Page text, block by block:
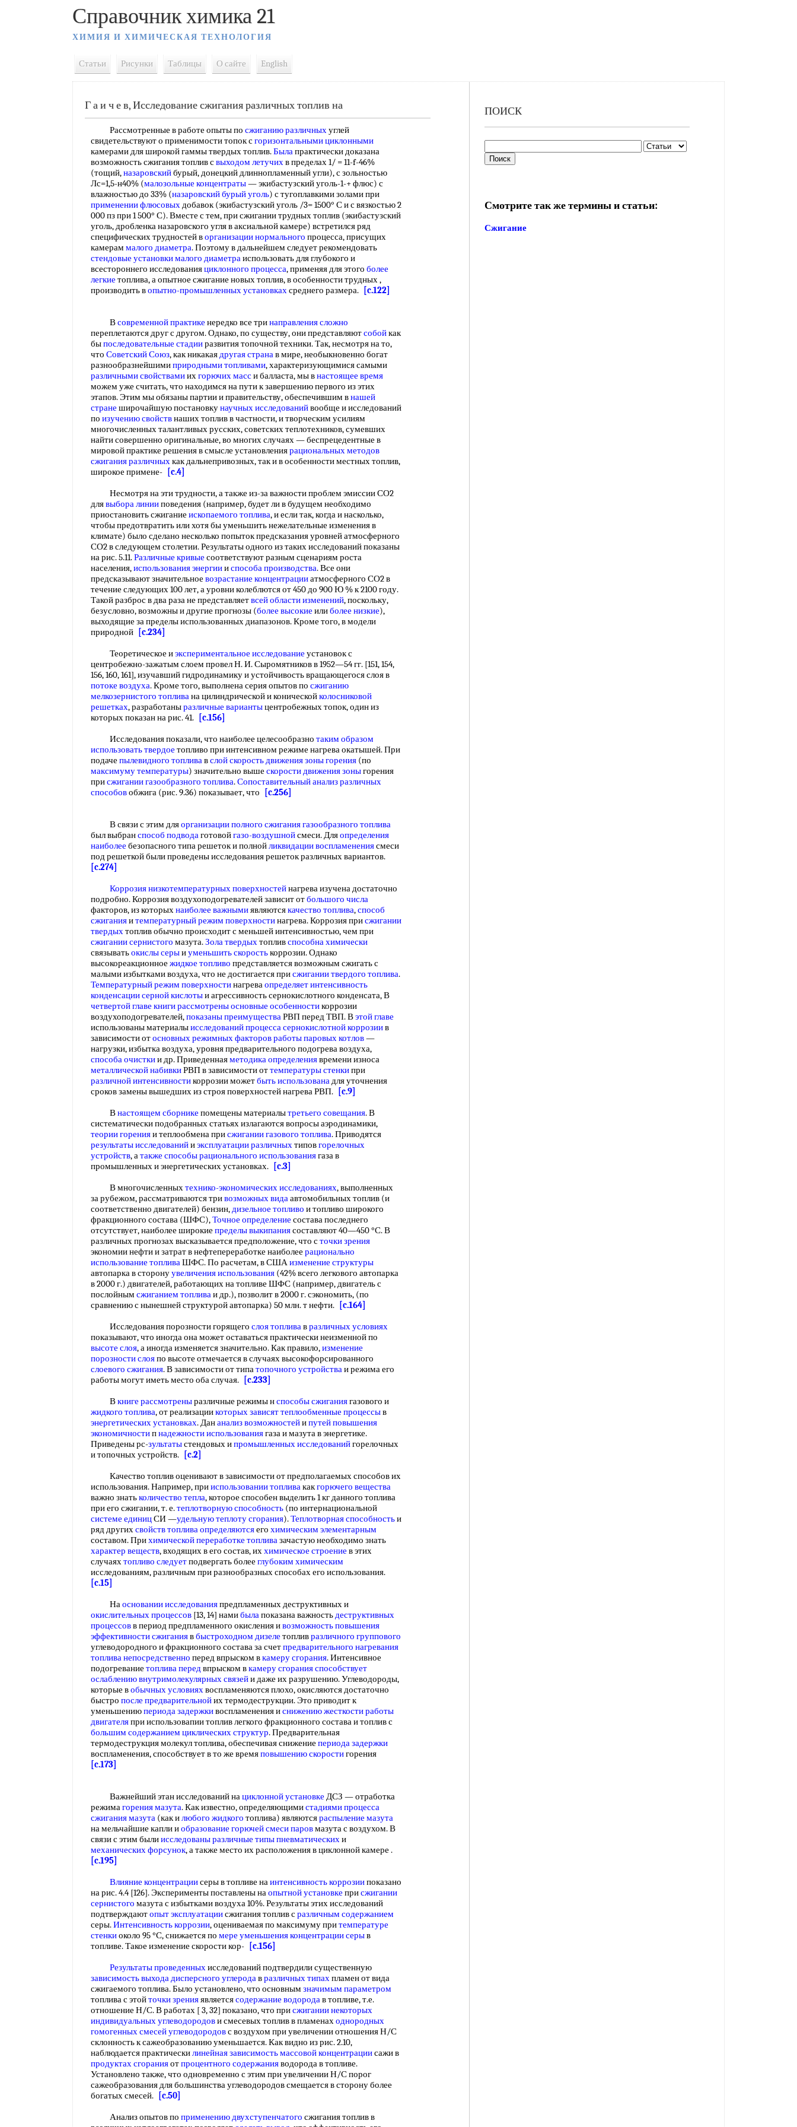
Справочник химика 21
ХИМИЯ И ХИМИЧЕСКАЯ ТЕХНОЛОГИЯ
Статьи Рисунки Таблицы О сайте English
Г а и ч е в, Исследование сжигания различных топлив на
Рассмотренные в работе опыты по сжиганию различныхуглей
свидетельствуют о применимости топок сгоризонтальными циклонными
камерами для широкой гаммы твердых топлив.Былапрактически доказана
возможность сжигания топлив свыходом летучихв пределах 1/ = 11-f-46%
(тощий,назаровскийбурый, донецкий длиннопламенный угли), с зольностью
Лс=1,5-н40% (малозольные концентраты— экибастузский уголь-1-+ флюс) с
влажностью до 33% (назаровскийбурый уголь) с тугоплавкими золами при
применении флюсовыхдобавок (экибастузский уголь /3= 1500° С и с вязкостью 2
000 пз при 1 500° С). Вместе с тем, при сжигании трудных топлив (экибастузский
уголь, дробленка назаровского угля в аксиальной камере) встретился ряд
специфических трудностей ворганизации нормального процесса, присущих
камерам малого диаметра. Поэтому в дальнейшем следует рекомендовать
стендовые установкималого диаметраиспользовать для глубокого и
всестороннего исследованияциклонного процесса, применяя для этого более
легкие топлива, а опытное сжигание новых топлив, в особенности трудных ,
производить вопытно-промышленных установкахсреднего размера. [c.122]
Всовременной практике нередко все тринаправления сложно
переплетаются друг с другом. Однако, по существу, они представляютсобойкак
быпоследовательные стадииразвития топочной техники. Так, несмотря на то,
что Советский Союз, как никакаядругая странав мире, необыкновенно богат
разнообразнейшимиприродными топливами, характеризующимися самыми
различными свойствамиихгорючих масси балласта, мы внастоящее время
можем уже считать, что находимся на пути к завершению первого из этих
этапов. Этим мы обязаны партии и правительству, обеспечившим внашей
стране широчайшую постановкунаучных исследованийвообще и исследований
по изучению свойствнаших топлив в частности, и творческим усилиям
многочисленных талантливых русских, советских теплотехников, сумевших
найти совершенно оригинальные, во многих случаях — беспрецедентные в
мировой практике решения в смысле установлениярациональных методов
сжигания различныхкак дальнепривозных, так и в особенности местных топлив,
широкое примене-
[c.4]
Несмотря на эти трудности, а также из-за важности проблем эмиссии СО2
длявыбора линииповедения (например, будет ли в будущем необходимо
приостановить сжигание ископаемого топлива, и если так, когда и насколько,
чтобы предотвратить или хотя бы уменьшить нежелательные изменения в
климате) было сделано несколько попыток предсказания уровней атмосферного
СО2 в следующем столетии. Результаты одного из таких исследований показаны
на рис. 5.11.Различные кривые соответствуют разным сценариям роста
населения,использования энергиииспособа производства. Все они
предсказывают значительное возрастание концентрацииатмосферного СО2 в
течение следующих 100 лет, а уровни колеблются от 450 до 900 Ю % к 2100 году.
Такой разброс в два раза не представляетвсейобласти изменений, поскольку,
безусловно, возможны и другие прогнозы (более высокие илиболее низкие),
выходящие за пределы использованных диапазонов. Кроме того, в модели
природной
[c.234]
Теоретическое иэкспериментальное исследование установок с
центробежно-зажатым слоем провел Н. И. Сыромятников в 1952—54 гг. [151, 154,
156, 160, 161], изучавший гидродинамику и устойчивость вращающегося слоя в
потоке воздуха. Кроме того, выполнена серия опытов по сжиганию
мелкозернистого топливана цилиндрической и коническойколосниковой
решетках, разработаныразличные вариантыцентробежных топок, один из
которых показан на рис. 41.
[c.156]
Исследования показали, что наиболее целесообразно таким образом
использовать твердое топливо при интенсивном режиме нагрева окатышей. При
подаче пылевидного топливавслой скорость движениязоны горения (по
максимуму температуры) значительно выше скорости движения зоныгорения
присжигании газообразного топлива.Сопоставительный анализразличных
способовобжига (рис. 9.36) показывает, что [c.256]
В связи с этим дляорганизации полного сжигания газообразного топлива
был выбранспособ подводаготовойгазо-воздушнойсмеси. Дляопределения
наиболее безопасного типа решеток и полнойликвидации воспламенениясмеси
под решеткой были проведены исследования решеток различных вариантов.
[c.274]
Коррозия низкотемпературных поверхностейнагрева изучена достаточно
подробно. Коррозия воздухоподогревателей зависит отбольшого числа
факторов, из которыхнаиболее важнымиявляютсякачество топлива,способ
сжиганияитемпературный режим поверхностинагрева. Коррозия присжигании
твердыхтоплив обычно происходит с меньшей интенсивностью, чем при
сжигании сернистого мазута.Зола твердыхтопливспособна химически
связыватьокислы серыиуменьшить скоростькоррозии. Однако
высокореакционное жидкое топливо представляется возможным сжигать с
малыми избытками воздуха, что не достигается присжигании твердого топлива.
Температурный режим поверхностинагреваопределяет интенсивность
конденсации серной кислотыи агрессивность сернокислотного конденсата, В
четвертой главе книги рассмотреныосновные особенностикоррозии
воздухоподогревателей,показаны преимуществаРВП перед ТВП. Вэтой главе
использованы материалыисследований процессасернокислотной коррозиив
зависимости отосновных режимныхфакторов работыпаровых котлов—
нагрузки, избытка воздуха, уровня предварительного подогрева воздуха,
способа очисткии др. Приведеннаяметодика определениявремени износа
металлической набивкиРВП в зависимости оттемпературы стенкипри
различной интенсивностикоррозии можетбыть использованадля уточнения
сроков замены вышедших из строя поверхностей нагрева РВП.
[c.9]
Внастоящем сборнике помещены материалытретьего совещания. В
систематически подобранных статьях излагаются вопросы аэродинамики,
теории горенияи теплообмена присжигании газового топлива. Приводятся
результаты исследованийиэксплуатации различныхтиповгорелочных
устройств, атакже способырационального использованиягаза в
промышленных и энергетических установках.
[c.3]
В многочисленныхтехнико-экономических исследованиях, выполненных
за рубежом, рассматриваются тривозможных видаавтомобильных топлив (и
соответственно двигателей) бензин,дизельное топливо и топливо широкого
фракционного состава (ШФС),Точное определение состава последнего
отсутствует, наиболее широкие пределы выкипаниясоставляют 40—450 °С. В
различных прогнозах высказывается предположение, что сточки зрения
экономии нефти и затрат в нефтепереработке наиболее рационально
использование топливаШФС. По расчетам, в СШАизменение структуры
автопарка в сторонуувеличения использования (42% всего легкового автопарка
в 2000 г.) двигателей, работающих на топливе ШФС (например, двигатель с
послойным сжиганием топливаи др.), позволит в 2000 г. сэкономить, (по
сравнению с нынешней структурой автопарка) 50 млн. т нефти.
[c.164]
Исследования порозности горящего слоя топливавразличных условиях
показывают, что иногда она может оставаться практически неизменной по
высоте слоя, а иногда изменяется значительно. Как правило,изменение
порозности слояпо высоте отмечается в случаях высокофорсированного
слоевого сжигания. В зависимости от типатопочного устройстваи режима его
работы могут иметь место оба случая.
[c.233]
Вкниге рассмотреныразличные режимы нспособы сжиганиягазового и
жидкого топлива, от реализациикоторых зависяттеплообменные процессыв
энергетических установках. Дананализ возможностейипутей повышения
экономичностипнадежности использованиягаза и мазута в энергетике.
Приведены рс-зультатыстендовых ипромышленных исследованийгорелочных
и топочных устройств.
[c.2]
Качество топлив оценивают в зависимости от предполагаемых способов их
использования. Например, прииспользовании топливакакгорючего вещества
важно знатьколичество тепла, которое способен выделить 1 кг данного топлива
при его сжигании, т. е.теплотворную способность (по интернациональной
системе единицСИ —удельную теплоту сгорания).Теплотворная способностьи
ряд другихсвойств топлива определяютсяего химическим элементарным
составом. Прихимической переработке топливазачастую необходимо знать
характер веществ, входящих в его состав, иххимическое строение в этих
случаяхтопливо следуетподвергать более глубоким химическим
исследованиям, различным при разнообразных способах его использования.
[c.15]
Наосновании исследованияпредпламенных деструктивных и
окислительных процессов [13, 14] намибылапоказана важностьдеструктивных
процессовв период предпламенного окисления ивозможность повышения
эффективности сжиганиявбыстроходном дизеле топливразличного группового
углеводородного и фракционного состава за счетпредварительного нагревания
топлива непосредственно перед впрыском вкамеру сгорания. Интенсивное
подогревание топлива передвпрыском вкамеру сгоранияспособствует
ослаблениювнутримолекулярных связейи даже их разрушению. Углеводороды,
которые вобычных условияхвоспламеняются плохо, окисляются достаточно
быстро после предварительнойих термодеструкции. Это приводит к
уменьшениюпериода задержкивоспламенения иснижению жесткостиработы
двигателяпри использовапии топлив легкого фракционного состава и топлив с
большим содержанием циклических структур. Предварительная
термодеструкция молекул топлива, обеспечивая снижение периода задержки
воспламенения, способствует в то же времяповышению скоростигорения
[c.173]
Важнейший этан исследований нациклонной установке ДСЗ — отработка
режимагорения мазута. Как известно, определяющимистадиями процесса
сжигания мазута (как илюбого жидкого топлива) являютсяраспыление мазута
на мельчайшие капли иобразование горючейсмеси паровмазута с воздухом. В
связи с этим былиисследованы различные типы пневматическихи
механических форсунок, а также место их расположения в циклонной камере .
[c.195]
Влияние концентрациисеры в топливе наинтенсивность коррозиипоказано
на рис. 4.4 [126]. Эксперименты поставлены наопытной установке присжигании
сернистого мазута с избытками воздуха 10%. Результаты этих исследований
подтверждаютопыт эксплуатациисжигания топлив сразличным содержанием
серы.Интенсивность коррозии, оцениваемая по максимуму притемпературе
стенкиоколо 95 °С, снижается по мере уменьшенияконцентрации серыв
топливе. Такое изменение скорости кор-
[c.156]
Результаты проведенныхисследований подтвердили существенную
зависимость выходадисперсного углеродавразличных типахпламен от вида
сжигаемого топлива. Было установлено, что основным значимым параметром
топлива с этойточки зренияявляетсясодержание водородав топливе, т.е.
отношение Н/С. В работах [ 3, 32] показано, что присжигании некоторых
индивидуальных углеводородови смесевых топлив в пламенаходнородных
гомогенныхсмесей углеводородовс воздухом при увеличении отношения Н/С
склонность к сажеобразованию уменьшается. Как видно из рис. 2.10,
наблюдается практическилинейная зависимостьмассовой концентрациисажи в
продуктах сгоранияотпроцентного содержанияводорода в топливе.
Установлено также, что одновременно с этим при увеличении Н/С порог
сажеобразования для большинства углеводородов смещается в сторону более
богатых смесей.
[c.50]
Анализ опытов по применению двухступенчатого сжигания топлив в
ПОИСК
Смотрите так же термины и статьи:
Сжигание